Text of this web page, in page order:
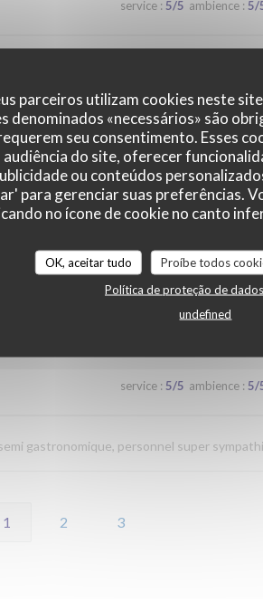
parceiros utilizam cookies neste
denominados «necessários» são
seu consentimento. Esses
do site, oferecer
ou conteúdos
para gerenciar suas preferências.
no ícone de cookie no canto
OK, aceitar tudo Proíbe todos
Política de proteção de
undefined
service: 5/5 ambience: 5/
Nous avons apprécié notre déjeuner
d'un prochaine passage à Lilles.
service ambience 5
service: 5/5 ambience: 5/
gastronomique, personnel super
1 2 3